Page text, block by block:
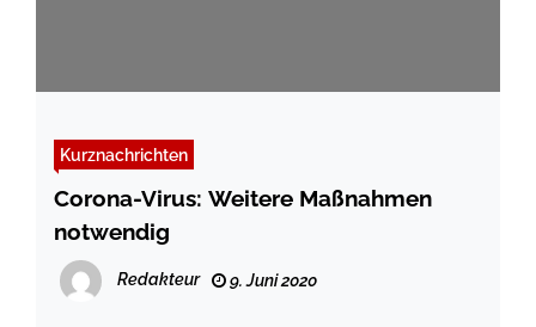
Kurznachrichten
Corona-Virus: Weitere Maßnahmen
notwendig
Redakteur 9. Juni 2020